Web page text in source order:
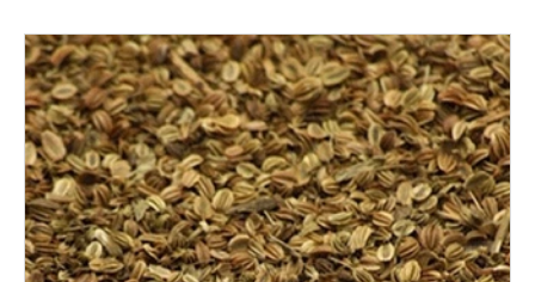
V
ý
p
i
s
p
r
o
D
o
p
o
r
u
č